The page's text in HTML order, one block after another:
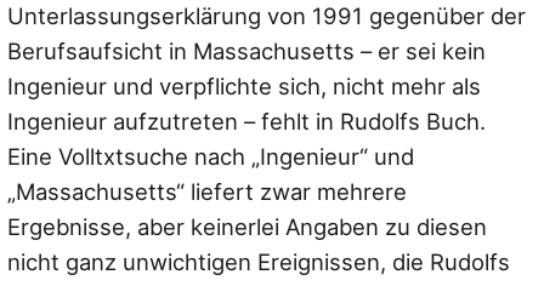
Unterlassungserklärung von 1991 gegenüber der
Berufsaufsicht in Massachusetts – er sei kein
Ingenieur und verpflichte sich, nicht mehr als
Ingenieur aufzutreten – fehlt in Rudolfs Buch.
Eine Volltxtsuche nach „Ingenieur“ und
„Massachusetts“ liefert zwar mehrere
Ergebnisse, aber keinerlei Angaben zu diesen
nicht ganz unwichtigen Ereignissen, die Rudolfs